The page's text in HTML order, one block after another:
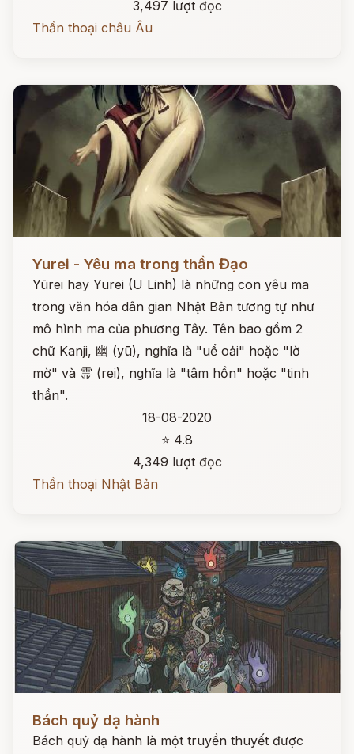
3,497 lượt đọc
Thần thoại châu Âu
Yurei - Yêu ma trong thần Đạo
Yūrei hay Yurei (U Linh) là những con yêu ma
trong văn hóa dân gian Nhật Bản tương tự như
mô hình ma của phương Tây. Tên bao gồm 2
chữ Kanji, 幽 (yū), nghĩa là "uể oải" hoặc "lờ
mờ" và 霊 (rei), nghĩa là "tâm hồn" hoặc "tinh
thần".
18-08-2020
⭐ 4.8
4,349 lượt đọc
Thần thoại Nhật Bản
Bách quỷ dạ hành
Bách quỷ dạ hành là một truyền thuyết được